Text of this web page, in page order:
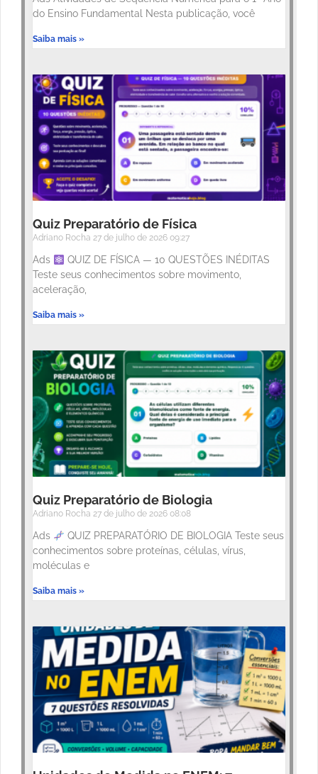
do Ensino Fundamental Nesta publicação, você
Saiba mais »
Quiz Preparatório de Física
Adriano Rocha 27 de julho de 2026 09:27
Ads
QUIZ DE FÍSICA — 10 QUESTÕES INÉDITAS
Teste seus conhecimentos sobre movimento,
aceleração,
Saiba mais »
Quiz Preparatório de Biologia
Adriano Rocha 27 de julho de 2026 08:08
Ads
QUIZ PREPARATÓRIO DE BIOLOGIA Teste seus
conhecimentos sobre proteínas, células, vírus,
moléculas e
Saiba mais »